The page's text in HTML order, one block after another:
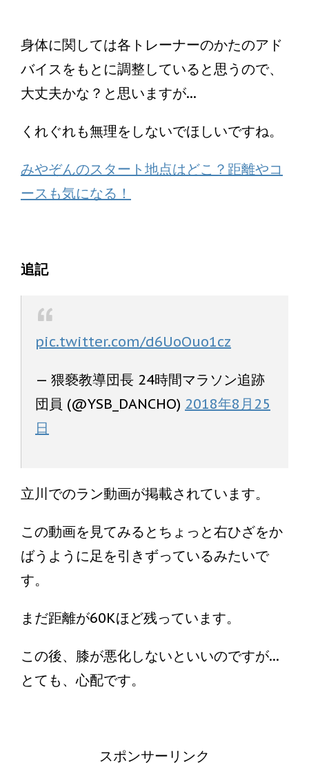
身体に関しては各トレーナーのかたのアド
バイスをもとに調整していると思うので、
大丈夫かな？と思いますが...
くれぐれも無理をしないでほしいですね。
みやぞんのスタート地点はどこ？距離やコ
ースも気になる！
追記
pic.twitter.com/d6UoOuo1cz
— 猥褻教導団長 24時間マラソン追跡
団員 (@YSB_DANCHO) 2018年8月25
日
立川でのラン動画が掲載されています。
この動画を見てみるとちょっと右ひざをか
ばうように足を引きずっているみたいで
す。
まだ距離が60Kほど残っています。
この後、膝が悪化しないといいのですが...
とても、心配です。
スポンサーリンク